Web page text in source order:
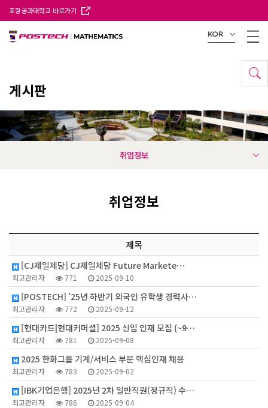
포항공과대학교 바로가기
KOR
게시판
취업정보
취업정보
제목
[CJ제일제당] CJ제일제당 Future Markete…
최고관리자 771 2025-09-10
[POSTECH] '25년 하반기 외국인 유학생 경력사…
최고관리자 772 2025-09-12
[현대카드|현대커머셜] 2025 신입 인재 모집 (~9…
최고관리자 781 2025-09-08
2025 한화그룹 기계/서비스 부문 핵심인재 채용
최고관리자 783 2025-09-02
[IBK기업은행] 2025년 2차 일반직원(정규직) 수…
최고관리자 786 2025-09-04